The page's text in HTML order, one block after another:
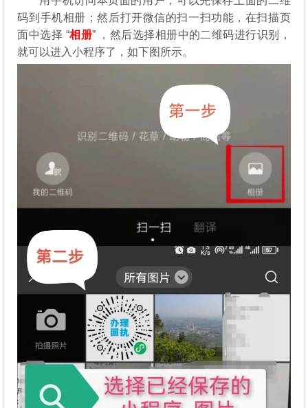
码到手机相册；然后打开微信的扫一扫功能，在扫描页
面中选择 “相册” ，然后选择相册中的二维码进行识别，
就可以进入小程序了，如下图所示。